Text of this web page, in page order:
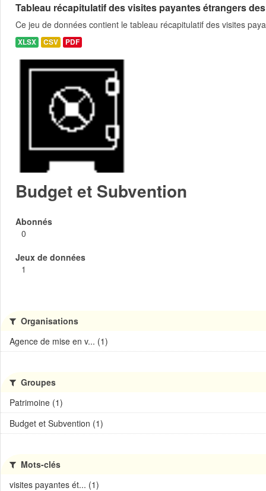
Tableau récapitulatif des visites payantes étrangers
Ce jeu de données contient le tableau récapitulatif des visites
XLSX CSV PDF
Budget et Subvention
Abonnés
0
Jeux de données
1
Organisations
Agence de mise en v... (1)
Groupes
Patrimoine (1)
Budget et Subvention (1)
Mots-clés
visites payantes ét... (1)